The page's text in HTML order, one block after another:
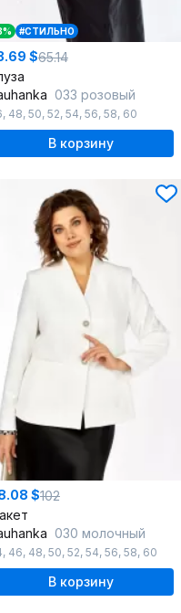
#СТИЛЬНО
$65.14
033 розовый
, 48, 50, 52, 54, 56, 58, 60
В корзину
$102
030 молочный
, 46, 48, 50, 52, 54, 56, 58, 60
В корзину